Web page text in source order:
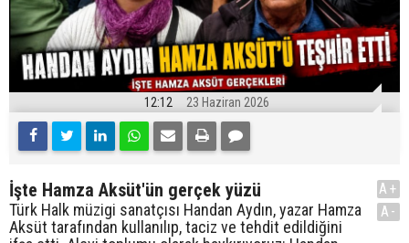
12:12 23 Haziran 2026
İşte Hamza Aksüt'ün gerçek yüzü
Türk Halk müzigi sanatçısı Handan Aydın, yazar Hamza
Aksüt tarafından kullanılıp, taciz ve tehdit edildiğini
A+
A-